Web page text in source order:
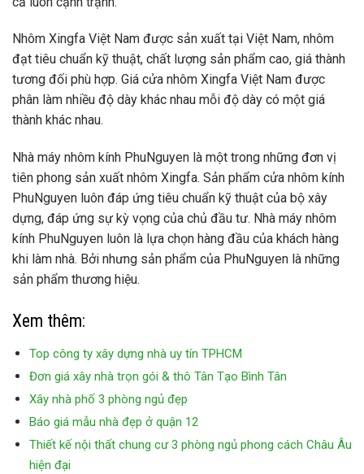
Nhôm Xingfa Việt Nam được sản xuất tại Việt Nam, nhôm
đạt tiêu chuẩn kỹ thuật, chất lượng sản phẩm cao, giá thành
tương đối phù hợp. Giá cửa nhôm Xingfa Việt Nam được
phân làm nhiều độ dày khác nhau mỗi độ dày có một giá
thành khác nhau.
Nhà máy nhôm kính PhuNguyen là một trong những đơn vị
tiên phong sản xuất nhôm Xingfa. Sản phẩm cửa nhôm kính
PhuNguyen luôn đáp ứng tiêu chuẩn kỹ thuật của bộ xây
dựng, đáp ứng sự kỳ vọng của chủ đầu tư. Nhà máy nhôm
kính PhuNguyen luôn là lựa chọn hàng đầu của khách hàng
khi làm nhà. Bởi nhưng sản phẩm của PhuNguyen là những
sản phẩm thương hiệu.
Xem thêm:
Top công ty xây dựng nhà uy tín TPHCM
Đơn giá xây nhà trọn gói & thô Tân Tạo Bình Tân
Xây nhà phố 3 phòng ngủ đẹp
Báo giá mẫu nhà đẹp ở quận 12
Thiết kế nội thất chung cư 3 phòng ngủ phong cách Châu Âu
hiện đại